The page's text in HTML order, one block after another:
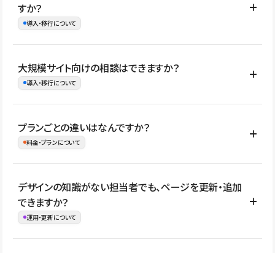
グ・メディア、イベントサイト、店舗・商品紹介サイト、ポートフ
ォリオなど幅広く制作できます。
すか？
導入・移行について
はい。既存サイトの構成やコンテンツ、URLを整理したうえで、
Studio上に再構築する形で移行できます。 WordPressの場合は、
イト全体のデザインや設定がそのまま移行されるわけではないた
め、移行後にページ構成やデザイン、CMS設計、URL・リダイレク
大規模サイト向けの相談はできますか？
導入・移行について
はい。アクセス規模が大きいサイトや、複数部門での運用、権限管
理、セキュリティ確認、既存システムとの連携など、個別の要件が
ない段階でも、お問い合わせください。
お問合せはこちら
プランごとの違いはなんですか？
料金・プランについて
公開ページ数、バージョン履歴の期間、CMS利用数の上限、権限
管理の有無などがプランごとに異なります。詳しくは料金プランペ
ージをご覧ください。
デザインの知識がない担当者でも、ページを更新・追加
できますか？
運用・更新について